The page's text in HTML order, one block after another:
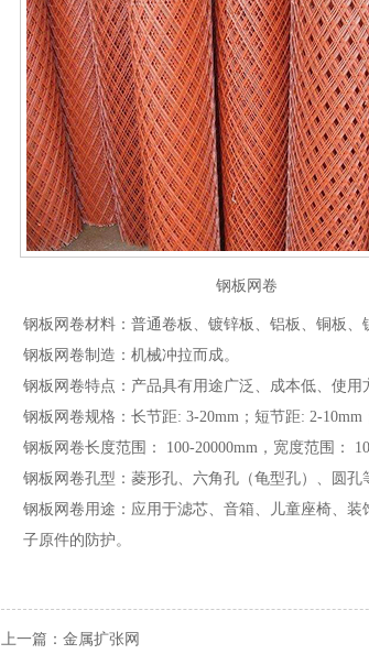
钢板网卷
钢板网卷材料：普通卷板、镀锌板、铝板、铜板、
钢板网卷制造：机械冲拉而成。
钢板网卷特点：产品具有用途广泛、成本低、使用
钢板网卷规格：长节距: 3-20mm；短节距: 2-10mm
钢板网卷长度范围： 100-20000mm，宽度范围：
钢板网卷孔型：菱形孔、六角孔（龟型孔）、圆孔
钢板网卷用途：应用于滤芯、音箱、儿童座椅、
子原件的防护。
上一篇：金属扩张网